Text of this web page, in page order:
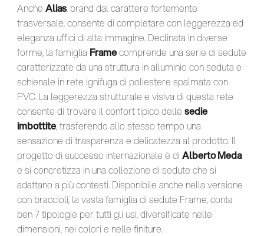
Anche Alias, brand dal carattere fortemente
trasversale, consente di completare con leggerezza ed
eleganza uffici di alta immagine. Declinata in diverse
forme, la famiglia Framecomprende una serie di sedute
caratterizzate da una struttura in alluminio con seduta e
schienale in rete ignifuga di poliestere spalmata con
PVC. La leggerezza strutturale e visiva di questa rete
consente di trovare il confort tipico delle sedie
imbottite, trasferendo allo stesso tempo una
sensazione di trasparenza e delicatezza al prodotto. Il
progetto di successo internazionale è di Alberto Meda
e si concretizza in una collezione di sedute che si
adattano a più contesti. Disponibile anche nella versione
con braccioli, la vasta famiglia di sedute Frame, conta
ben 7 tipologie per tutti gli usi, diversificate nelle
dimensioni, nei colori e nelle finiture.